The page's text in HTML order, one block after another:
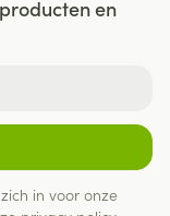
en
in voor onze